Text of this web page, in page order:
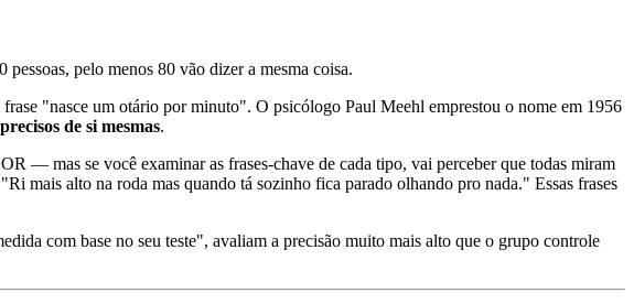
pelo menos 80 vão dizer a mesma coisa.
"nasce um otário por minuto". O psicólogo Paul Meehl emprestou o nome em 1956
de si mesmas.
— mas se você examinar as frases-chave de cada tipo, vai perceber que todas miram
mais alto na roda mas quando tá sozinho fica parado olhando pro nada." Essas frases
com base no seu teste", avaliam a precisão muito mais alto que o grupo controle